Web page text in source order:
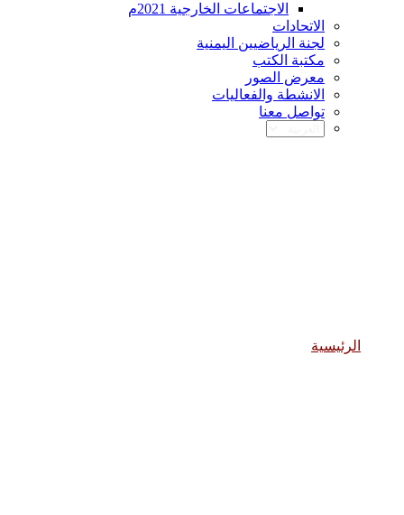
الاجتماعات الخارجية 2021م
الاتحادات
لجنة الرياضيين اليمنية
مكتبة الكتب
معرض الصور
الانشطة والفعاليات
تواصل معنا
الرئيسية